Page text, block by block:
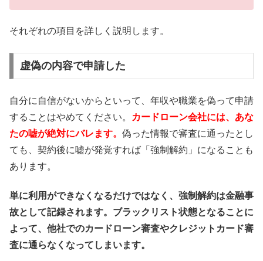
それぞれの項目を詳しく説明します。
虚偽の内容で申請した
自分に自信がないからといって、年収や職業を偽って申請
することはやめてください。
カードローン会社には、あな
たの嘘が絶対にバレます。 偽った情報で審査に通ったとし
ても、契約後に嘘が発覚すれば「強制解約」になることも
あります。
単に利用ができなくなるだけではなく、強制解約は金融事
故として記録されます。ブラックリスト状態となることに
よって、他社でのカードローン審査やクレジットカード審
査に通らなくなってしまいます。